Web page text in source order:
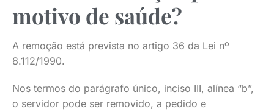
motivo de saúde?
A remoção está prevista no artigo 36 da Lei nº
8.112/1990.
Nos termos do parágrafo único, inciso III, alínea “b”,
o servidor pode ser removido, a pedido e